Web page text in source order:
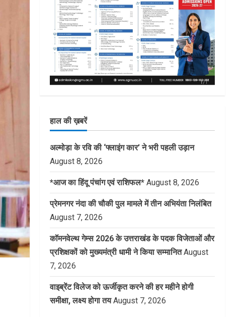
हाल की ख़बरें
अल्मोड़ा के रवि की ‘फ्लाइंग कार’ ने भरी पहली उड़ान
August 8, 2026
*आज का हिंदू पंचांग एवं राशिफल* August 8, 2026
प्रेमनगर नंदा की चौकी पुल मामले में तीन अभियंता निलंबित
August 7, 2026
कॉमनवेल्थ गेम्स 2026 के उत्तराखंड के पदक विजेताओं और
प्रशिक्षकों को मुख्यमंत्री धामी ने किया सम्मानित August
7, 2026
वाइब्रेंट विलेज को ऊर्जीकृत करने की हर महीने होगी
समीक्षा, लक्ष्य होगा तय August 7, 2026